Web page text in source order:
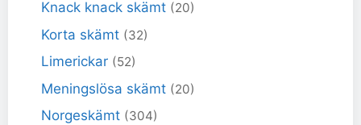
Knack knack skämt (20)
Korta skämt (32)
Limerickar (52)
Meningslösa skämt (20)
Norgeskämt (304)